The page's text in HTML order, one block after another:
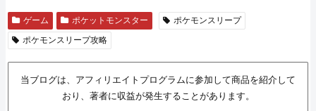
ゲーム ポケットモンスター
ポケモンスリープ
ポケモンスリープ攻略
当ブログは、アフィリエイトプログラムに参加して商品を紹介して
おり、著者に収益が発生することがあります。